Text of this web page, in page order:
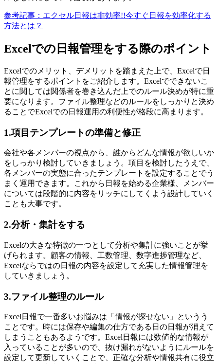
参考記事：エクセル日報は非効率!!今すぐ日報を効率化する
方法とは？
Excelでの日報管理をする際のポイント
Excelでのメリット、デメリットを踏まえた上で、Excelで日
報管理をするポイントをご紹介します。Excelでできないこ
とに関しては関係者を巻き込んだ上でのルール決めが特に重
要になります。ファイル整理などのルールをしっかりと決め
ることでExcelでの日報運用の利便性が格段に高まります。
1.項目テンプレートの準備と修正
会社や各メンバーの視点から、誰からどんな情報が欲しいか
をしっかり検討していきましょう。項目を検討したうえで、
各メンバーの実態に合ったテンプレートを設定することでう
まく運用できます。これから日報を始める企業様、メンバー
については段階的に内容をリッチにしてくよう設計していく
ことも大事です。
2.分析・集計をする
Excelの大きな特徴の一つとして分析や集計に強いことが挙
げられます。顧客の情報、工数管理、数字進捗管理など、
Excelならではの日報の内容を設定して充実した情報管理を
していきましょう。
3.ファイル整理のルール
Excel日報で一番多いお悩みは「情報が探せない」というう
ことです。時には保存や編集の仕方である日の日報が消えて
しまうこともあるようです。Excel日報には数値的な情報が
入っていることが多いので、抜け漏れがないようにルールを
設定して更新していくことで、正確な分析や情報共有に役立